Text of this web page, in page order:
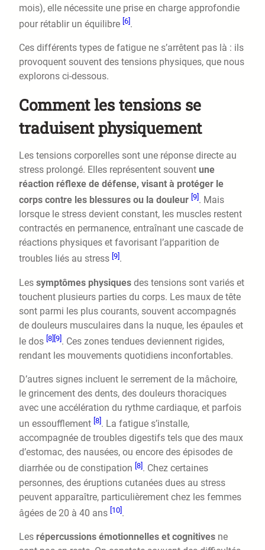
mois), elle nécessite une prise en charge approfondie
pour rétablir un équilibre [6].
Ces différents types de fatigue ne s’arrêtent pas là : ils
provoquent souvent des tensions physiques, que nous
explorons ci-dessous.
Comment les tensions se
traduisent physiquement
Les tensions corporelles sont une réponse directe au
stress prolongé. Elles représentent souvent une
réaction réflexe de défense, visant à protéger le
corps contre les blessures ou la douleur [9] . Mais
lorsque le stress devient constant, les muscles restent
contractés en permanence, entraînant une cascade de
réactions physiques et favorisant l’apparition de
troubles liés au stress [9].
Les symptômes physiques des tensions sont variés et
touchent plusieurs parties du corps. Les maux de tête
sont parmi les plus courants, souvent accompagnés
de douleurs musculaires dans la nuque, les épaules et
le dos [8] [9]. Ces zones tendues deviennent rigides,
rendant les mouvements quotidiens inconfortables.
D’autres signes incluent le serrement de la mâchoire,
le grincement des dents, des douleurs thoraciques
avec une accélération du rythme cardiaque, et parfois
un essoufflement [8] . La fatigue s’installe,
accompagnée de troubles digestifs tels que des maux
d’estomac, des nausées, ou encore des épisodes de
diarrhée ou de constipation [8]. Chez certaines
personnes, des éruptions cutanées dues au stress
peuvent apparaître, particulièrement chez les femmes
âgées de 20 à 40 ans [10].
Les répercussions émotionnelles et cognitives ne